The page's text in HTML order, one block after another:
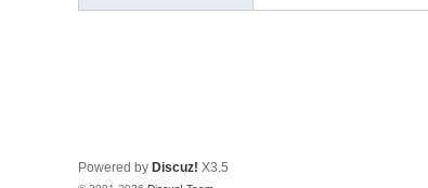
Powered by Discuz! X3.5